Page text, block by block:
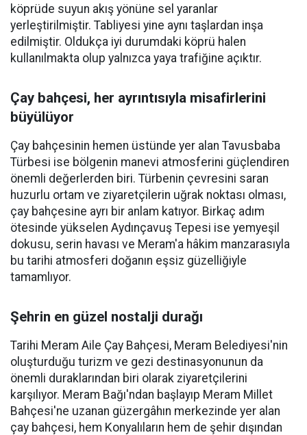
köprüde suyun akış yönüne sel yaranlar
yerleştirilmiştir. Tabliyesi yine aynı taşlardan inşa
edilmiştir. Oldukça iyi durumdaki köprü halen
kullanılmakta olup yalnızca yaya trafiğine açıktır.
Çay bahçesi, her ayrıntısıyla misafirlerini
büyülüyor
Çay bahçesinin hemen üstünde yer alan Tavusbaba
Türbesi ise bölgenin manevi atmosferini güçlendiren
önemli değerlerden biri. Türbenin çevresini saran
huzurlu ortam ve ziyaretçilerin uğrak noktası olması,
çay bahçesine ayrı bir anlam katıyor. Birkaç adım
ötesinde yükselen Aydınçavuş Tepesi ise yemyeşil
dokusu, serin havası ve Meram'a hâkim manzarasıyla
bu tarihi atmosferi doğanın eşsiz güzelliğiyle
tamamlıyor.
Şehrin en güzel nostalji durağı
Tarihi Meram Aile Çay Bahçesi, Meram Belediyesi'nin
oluşturduğu turizm ve gezi destinasyonunun da
önemli duraklarından biri olarak ziyaretçilerini
karşılıyor. Meram Bağı'ndan başlayıp Meram Millet
Bahçesi'ne uzanan güzergâhın merkezinde yer alan
çay bahçesi, hem Konyalıların hem de şehir dışından